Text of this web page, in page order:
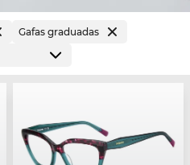
Gafas graduadas